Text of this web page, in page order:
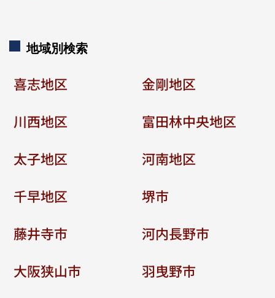
地域別検索
喜志地区
金剛地区
川西地区
富田林中央地区
太子地区
河南地区
千早地区
堺市
藤井寺市
河内長野市
大阪狭山市
羽曳野市